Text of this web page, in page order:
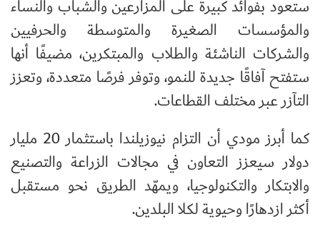
ستعود بفوائد كبيرة على المزارعين والشباب والنساء
والمؤسسات الصغيرة والمتوسطة والحرفيين
والشركات الناشئة والطلاب والمبتكرين، مضيفًا أنها
ستفتح آفاقًا جديدة للنمو، وتوفر فرصًا متعددة، وتعزز
التآزر عبر مختلف القطاعات.
كما أبرز مودي أن التزام نيوزيلندا باستثمار 20 مليار
دولار سيعزز التعاون في مجالات الزراعة والتصنيع
والابتكار والتكنولوجيا، ويمهّد الطريق نحو مستقبل
أكثر ازدهارًا وحيوية لكلا البلدين.